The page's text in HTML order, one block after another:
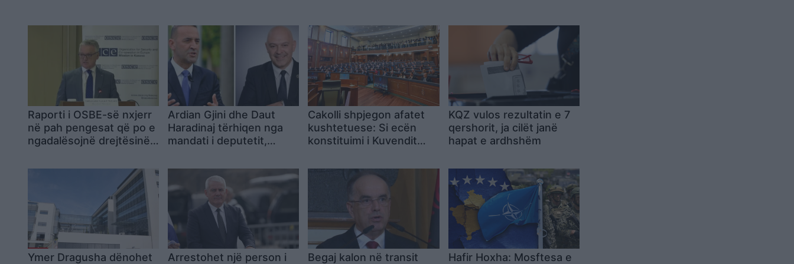
Raporti i OSBE-së nxjerr
në pah pengesat që po e
ngadalësojnë drejtësinë
Ardian Gjini dhe Daut
Haradinaj tërhiqen nga
mandati i deputetit,
Kuvend
Cakolli shpjegon afatet
kushtetuese: Si ecën
konstituimi i Kuvendit
së re
KQZ vulos rezultatin e 7
qershorit, ja cilët janë
hapat e ardhshëm
Ymer Dragusha dënohet
Arrestohet një person i
Begaj kalon në transit
Hafir Hoxha: Mosftesa e